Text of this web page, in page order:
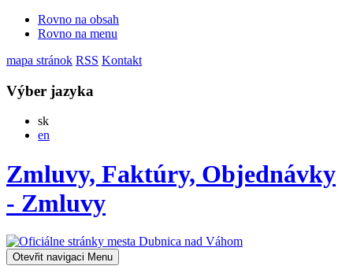
Rovno na obsah
Rovno na menu
mapa stránok RSS Kontakt
Výber jazyka
skSlovensky
en
Zmluvy, Faktúry, Objednávky
- Zmluvy
Otevřit navigaci Menu